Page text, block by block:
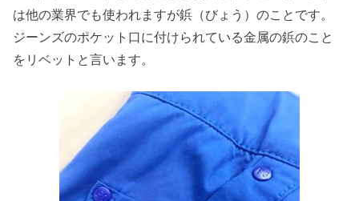
は他の業界でも使われますが鋲（びょう）のことです。
ジーンズのポケット口に付けられている金属の鋲のこと
をリベットと言います。